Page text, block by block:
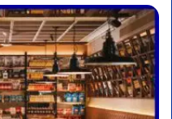
أفضل
مطاعم
اشبيلية
وما
تقدمه
من